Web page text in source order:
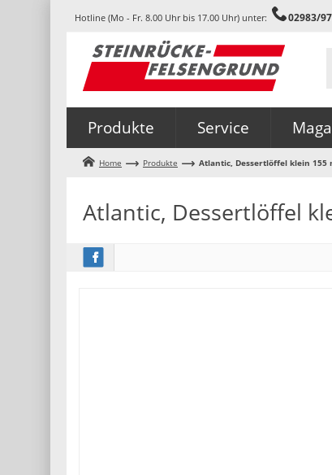
Hotline (Mo - Fr. 8.00 Uhr bis 17.00 Uhr) unter: 02983/
Produkte Service
Home Produkte Atlantic, Dessertlöffel klein 155
Atlantic, Dessertlöffel